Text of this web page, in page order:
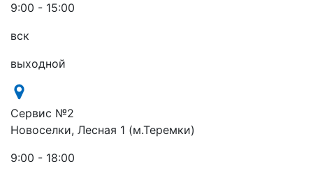
9:00 - 15:00
вск
выходной
Сервис №2
Новоселки, Лесная 1 (м.Теремки)
9:00 - 18:00